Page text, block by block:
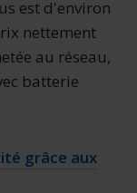
est d'environ
nettement
au réseau,
batterie
grâce aux